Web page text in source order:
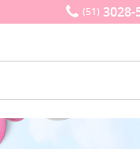
(51) 3028-